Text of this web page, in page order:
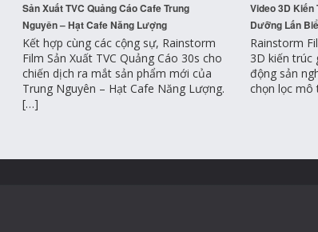
Sản Xuất TVC Quảng Cáo Cafe Trung
Nguyên – Hạt Cafe Năng Lượng
Kết hợp cùng các cộng sự, Rainstorm
Film Sản Xuất TVC Quảng Cáo 30s cho
chiến dịch ra mắt sản phẩm mới của
Trung Nguyên – Hạt Cafe Năng Lượng.
[…]
Video 3D Kiến
Dưỡng Lấn
Rainstorm
3D kiến trúc
động sản
chọn lọc